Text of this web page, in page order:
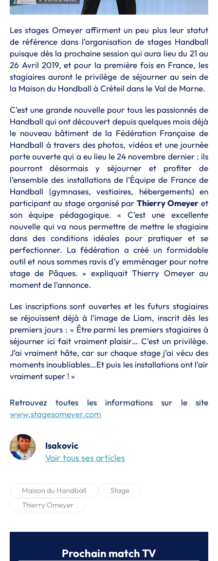
Les stages Omeyer affirment un peu plus leur statut
de référence dans l’organisation de stages Handball
puisque dès la prochaine session qui aura lieu du 21 au
26 Avril 2019, et pour la première fois en France, les
stagiaires auront le privilège de séjourner au sein de
la Maison du Handball à Créteil dans le Val de Marne.
C’est une grande nouvelle pour tous les passionnés de
Handball qui ont découvert depuis quelques mois déjà
le nouveau bâtiment de la Fédération Française de
Handball à travers des photos, vidéos et une journée
porte ouverte qui a eu lieu le 24 novembre dernier : ils
pourront désormais y séjourner et profiter de
l’ensemble des installations de l’Équipe de France de
Handball (gymnases, vestiaires, hébergements) en
participant au stage organisé parThierry Omeyer et
son équipe pédagogique. « C’est une excellente
nouvelle qui va nous permettre de mettre le stagiaire
dans des conditions idéales pour pratiquer et se
perfectionner. La fédération a créé un formidable
outil et nous sommes ravis d’y emménager pour notre
stage de Pâques. » expliquait Thierry Omeyer au
moment de l’annonce.
Les inscriptions sont ouvertes et les futurs stagiaires
se réjouissent déjà à l’image de Liam, inscrit dès les
premiers jours : « Être parmi les premiers stagiaires à
séjourner ici fait vraiment plaisir… C’est un privilège.
J’ai vraiment hâte, car sur chaque stage j’ai vécu des
moments inoubliables…Et puis les installations ont l’air
vraiment super ! »
Retrouvez toutes les informations sur le site
www.stagesomeyer.com
Isakovic
Voir tous ses articles
Maison du Handball
Stage
Thierry Omeyer
Prochain match TV